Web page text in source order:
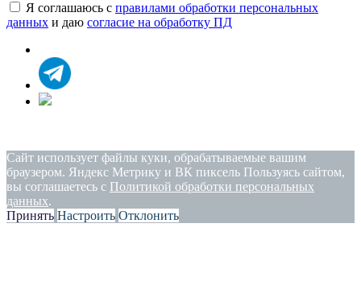
Я соглашаюсь с правилами обработки персональных
данных и даю согласие на обработку ПД
Сайт использует файлы куки, обрабатываемые вашим
браузером. Яндекс Метрику и ВК пиксель Пользуясь сайтом,
вы соглашаетесь с Политикой обработки персональных
данных.
Принять Настроить Отклонить